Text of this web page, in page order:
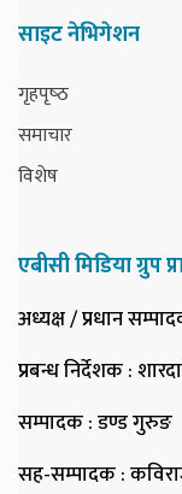
साइट नेभिगेशन
गृहपृष्‍ठ
समाचार
विशेष
एबीसी मिडिया ग्रुप
अध्यक्ष / प्रधान
प्रबन्ध निर्देशक:
सम्पादक: डण्ड गुरुङ
सह-सम्पादक: